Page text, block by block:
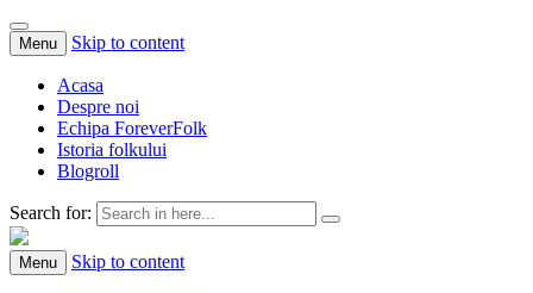
Menu Skip to content
Acasa
Despre noi
Echipa ForeverFolk
Istoria folkului
Blogroll
Search for:
ForeverFolk
Muzica sufletului tau
Menu Skip to content